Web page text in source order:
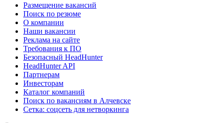
Размещение вакансий
Поиск по резюме
О компании
Наши вакансии
Реклама на сайте
Требования к ПО
Безопасный HeadHunter
HeadHunter API
Партнерам
Инвесторам
Каталог компаний
Поиск по вакансиям в Алчевске
Сетка: соцсеть для нетворкинга